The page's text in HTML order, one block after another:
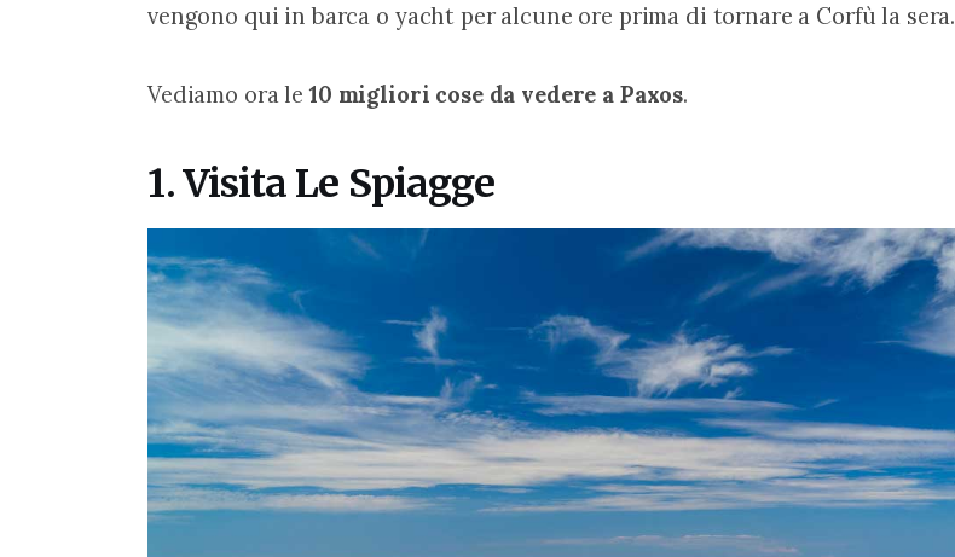
vengono qui in barca o yacht per alcune ore prima di tornare a Corfù la sera.
Vediamo ora le 10 migliori cose da vedere a Paxos.
1. Visita Le Spiagge